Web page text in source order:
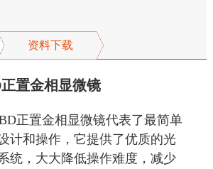
资料下载
置金相显微镜
正置金相显微镜代表了最简单
计和操作，它提供了优质的光
统，大大降低操作难度，减少